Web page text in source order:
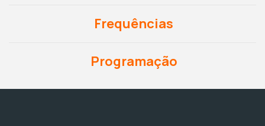
Frequências
Programação